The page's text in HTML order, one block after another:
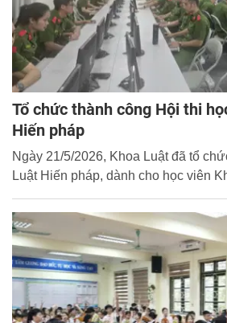
Tổ chức thành công Hội thi
Hiến pháp
Ngày 21/5/2026, Khoa Luật đã tổ
Luật Hiến pháp, dành cho học viên